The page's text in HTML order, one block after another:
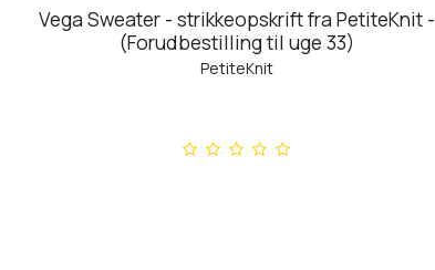
Vega Sweater - strikkeopskrift fra PetiteKnit -
(Forudbestilling til uge 33)
PetiteKnit